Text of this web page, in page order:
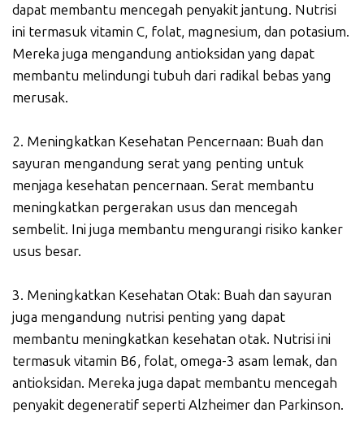
dapat membantu mencegah penyakit jantung. Nutrisi
ini termasuk vitamin C, folat, magnesium, dan potasium.
Mereka juga mengandung antioksidan yang dapat
membantu melindungi tubuh dari radikal bebas yang
merusak.
2. Meningkatkan Kesehatan Pencernaan: Buah dan
sayuran mengandung serat yang penting untuk
menjaga kesehatan pencernaan. Serat membantu
meningkatkan pergerakan usus dan mencegah
sembelit. Ini juga membantu mengurangi risiko kanker
usus besar.
3. Meningkatkan Kesehatan Otak: Buah dan sayuran
juga mengandung nutrisi penting yang dapat
membantu meningkatkan kesehatan otak. Nutrisi ini
termasuk vitamin B6, folat, omega-3 asam lemak, dan
antioksidan. Mereka juga dapat membantu mencegah
penyakit degeneratif seperti Alzheimer dan Parkinson.